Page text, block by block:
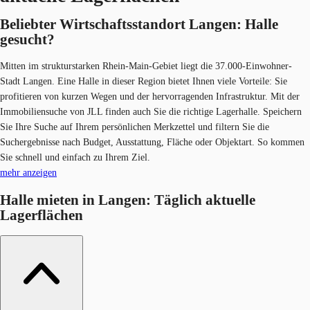
Beliebter Wirtschaftsstandort Langen: Halle
gesucht?
Mitten im strukturstarken Rhein-Main-Gebiet liegt die 37.000-Einwohner-
Stadt Langen. Eine Halle in dieser Region bietet Ihnen viele Vorteile: Sie
profitieren von kurzen Wegen und der hervorragenden Infrastruktur. Mit der
Immobiliensuche von JLL finden auch Sie die richtige Lagerhalle. Speichern
Sie Ihre Suche auf Ihrem persönlichen Merkzettel und filtern Sie die
Suchergebnisse nach Budget, Ausstattung, Fläche oder Objektart. So kommen
Sie schnell und einfach zu Ihrem Ziel.
mehr anzeigen
Halle mieten in Langen: Täglich aktuelle
Lagerflächen